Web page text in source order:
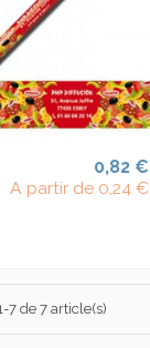
0,82 €
A partir de 0,24 €
7 de 7 article(s)